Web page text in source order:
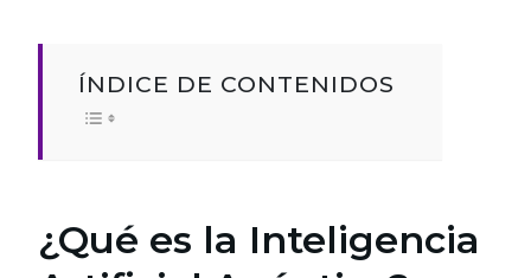
ÍNDICE DE CONTENIDOS
¿Qué es la Inteligencia